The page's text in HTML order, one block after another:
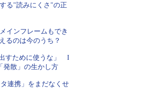
る"読みにくさ"の正
インフレームもでき
るのは今のうち？
出すために使うな」 I
発散」の生かし方
タ連携」をまだなくせ